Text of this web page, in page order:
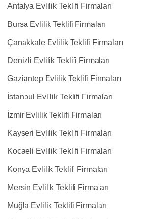
Antalya Evlilik Teklifi Firmaları
Bursa Evlilik Teklifi Firmaları
Çanakkale Evlilik Teklifi Firmaları
Denizli Evlilik Teklifi Firmaları
Gaziantep Evlilik Teklifi Firmaları
İstanbul Evlilik Teklifi Firmaları
İzmir Evlilik Teklifi Firmaları
Kayseri Evlilik Teklifi Firmaları
Kocaeli Evlilik Teklifi Firmaları
Konya Evlilik Teklifi Firmaları
Mersin Evlilik Teklifi Firmaları
Muğla Evlilik Teklifi Firmaları